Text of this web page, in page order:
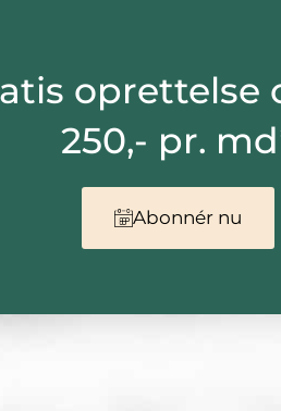
oprettelse
250,- pr.
Abonnér nu